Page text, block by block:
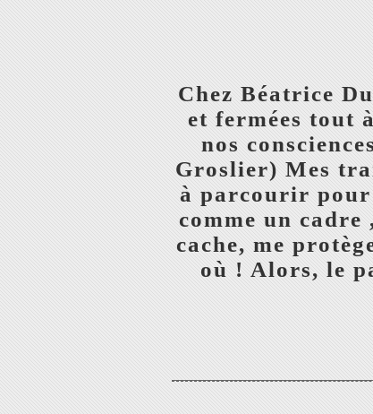
Chez Béatrice
et fermées tout
nos
Groslier) Mes
à parcourir pour
comme un
cache, me
où ! Alors, le